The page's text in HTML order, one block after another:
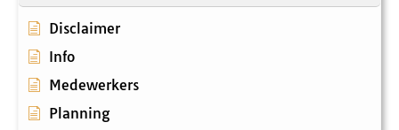
Disclaimer
Info
Medewerkers
Planning